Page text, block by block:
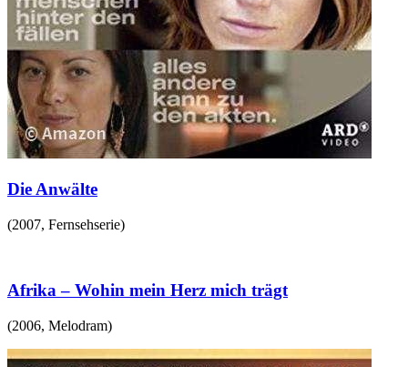
Die Anwälte
(2007, Fernsehserie)
Afrika – Wohin mein Herz mich trägt
(2006, Melodram)